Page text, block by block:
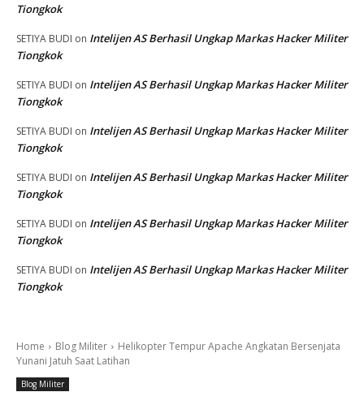
Tiongkok
SETIYA BUDI on Intelijen AS Berhasil Ungkap Markas Hacker Militer
Tiongkok
SETIYA BUDI on Intelijen AS Berhasil Ungkap Markas Hacker Militer
Tiongkok
SETIYA BUDI on Intelijen AS Berhasil Ungkap Markas Hacker Militer
Tiongkok
SETIYA BUDI on Intelijen AS Berhasil Ungkap Markas Hacker Militer
Tiongkok
SETIYA BUDI on Intelijen AS Berhasil Ungkap Markas Hacker Militer
Tiongkok
SETIYA BUDI on Intelijen AS Berhasil Ungkap Markas Hacker Militer
Tiongkok